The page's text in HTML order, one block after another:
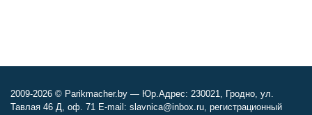
2009-2026 © Parikmacher.by — Юр.Адрес: 230021, Гродно, ул.
Тавлая 46 Д, оф. 71 E-mail: slavnica@inbox.ru, регистрационный